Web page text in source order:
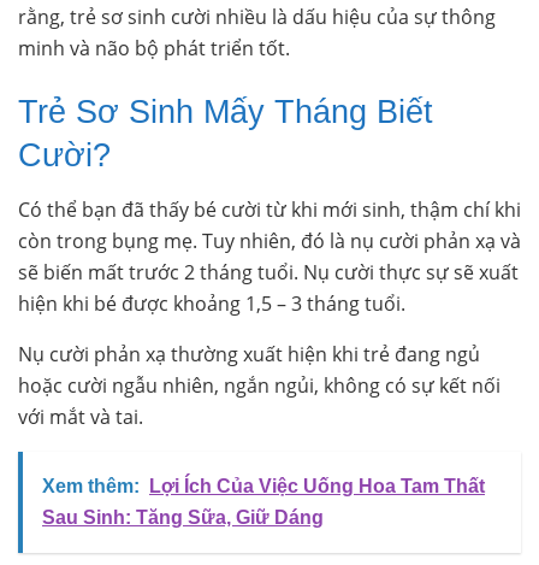
rằng, trẻ sơ sinh cười nhiều là dấu hiệu của sự thông
minh và não bộ phát triển tốt.
Trẻ Sơ Sinh Mấy Tháng Biết
Cười?
Có thể bạn đã thấy bé cười từ khi mới sinh, thậm chí khi
còn trong bụng mẹ. Tuy nhiên, đó là nụ cười phản xạ và
sẽ biến mất trước 2 tháng tuổi. Nụ cười thực sự sẽ xuất
hiện khi bé được khoảng 1,5 – 3 tháng tuổi.
Nụ cười phản xạ thường xuất hiện khi trẻ đang ngủ
hoặc cười ngẫu nhiên, ngắn ngủi, không có sự kết nối
với mắt và tai.
Xem thêm:
Lợi Ích Của Việc Uống Hoa Tam Thất
Sau Sinh: Tăng Sữa, Giữ Dáng